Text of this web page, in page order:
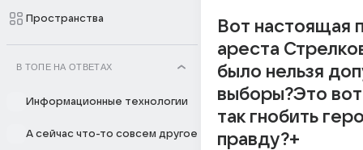
Пространства
В ТОПЕ НА ОТВЕТАХ
Информационные технологии
А сейчас что-то совсем другое
Вот настоящая
ареста
было нельзя
выборы?Это
так гнобить
правду?+